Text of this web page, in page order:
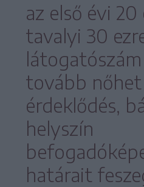
az első évi 20
tavalyi 30
tovább nőhet
érdeklődés,
helyszín
határait